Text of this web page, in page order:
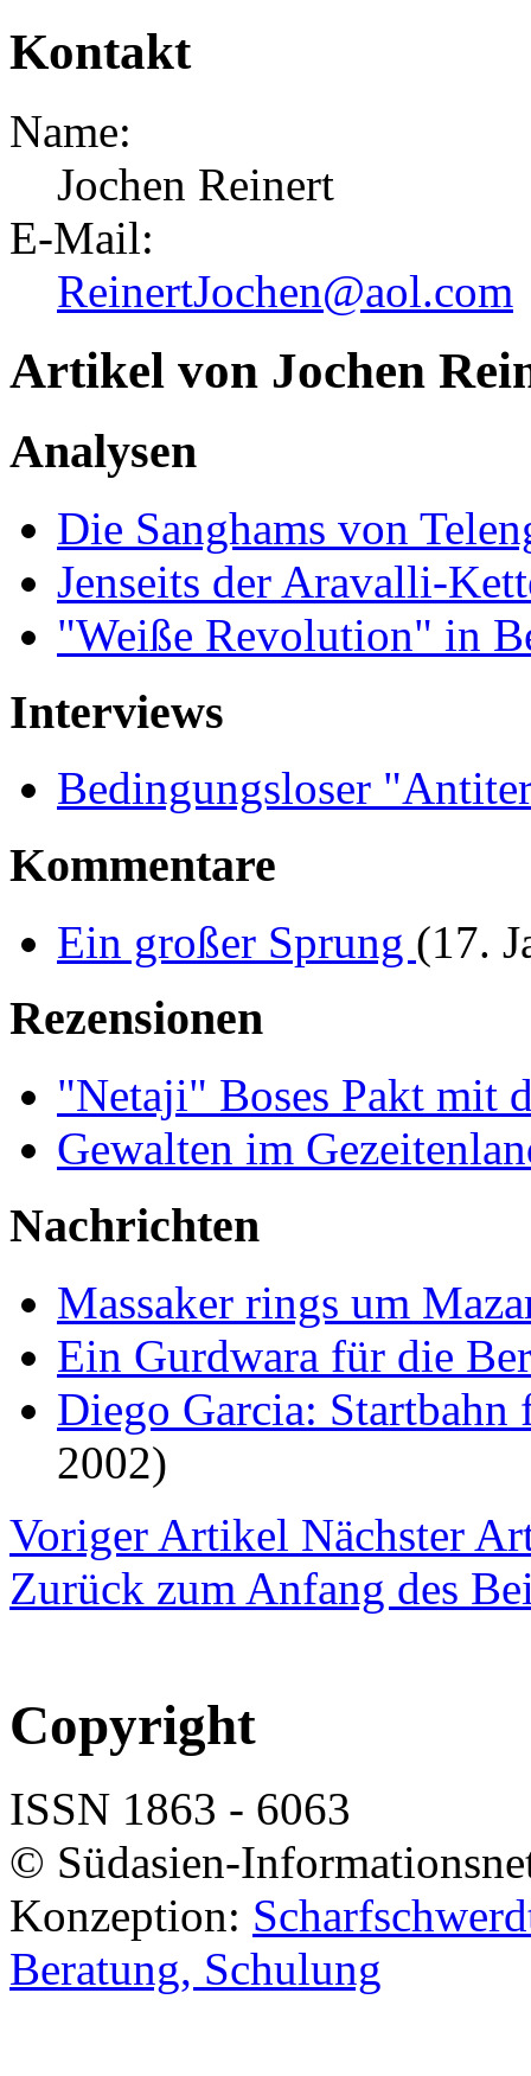
Kontakt
Name:
Jochen Reinert
E-Mail:
ReinertJochen@aol.com
Artikel von Jochen
Analysen
Die Sanghams von
Jenseits der Aravalli-
"Weiße Revolution" in
Interviews
Bedingungsloser
Kommentare
Ein großer Sprung (17.
Rezensionen
"Netaji" Boses Pakt mit
Gewalten im
Nachrichten
Massaker rings um
Ein Gurdwara für die
Diego Garcia:
2002)
Voriger Artikel Nächster
Zurück zum Anfang des
Copyright
ISSN 1863 - 6063
© Südasien-
Konzeption:
Beratung, Schulung